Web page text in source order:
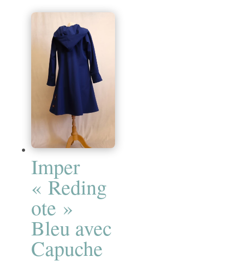
prix :
360,00 €
Imper
« Reding
ote »
Bleu avec
Capuche